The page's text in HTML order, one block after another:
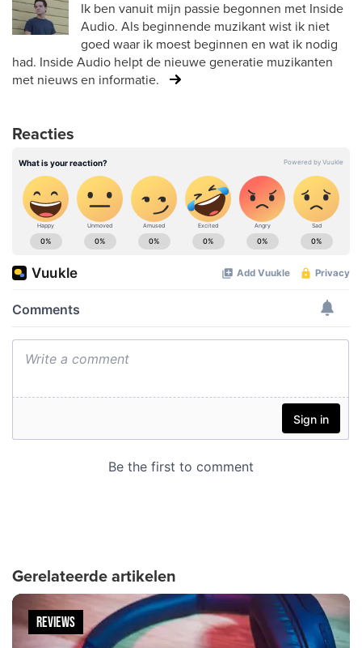
Ik ben vanuit mijn passie begonnen met Inside
Audio. Als beginnende muzikant wist ik niet
goed waar ik moest beginnen en wat ik nodig
had. Inside Audio helpt de nieuwe generatie muzikanten
met nieuws en informatie.
Reacties
Gerelateerde artikelen
REVIEWS